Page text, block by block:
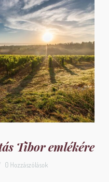
Tibor emlékére
0 Hozzászólások